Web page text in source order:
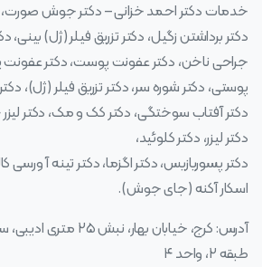
خدمات دکتر احمد خزانی – دکتر جوش صورت،
دکتر برداشتن زگیل، دکتر تزریق فیلر (ژل) بینی،
جراحی ناخن، دکتر عفونت پوست، دکتر
پوستی، دکتر شوره سر، دکتر تزریق فیلر (ژل)،
دکتر آفتاب سوختگی، دکتر کک و مک، دکتر
دکتر لیزر، دکتر کلوئید،
دکتر پسوریازیس، دکتر اگزما، دکتر تینه آ ورسی
اسکار آکنه (جای جوش).
آدرس: کرج، خیابان
طبقه ۲، واحد ۴